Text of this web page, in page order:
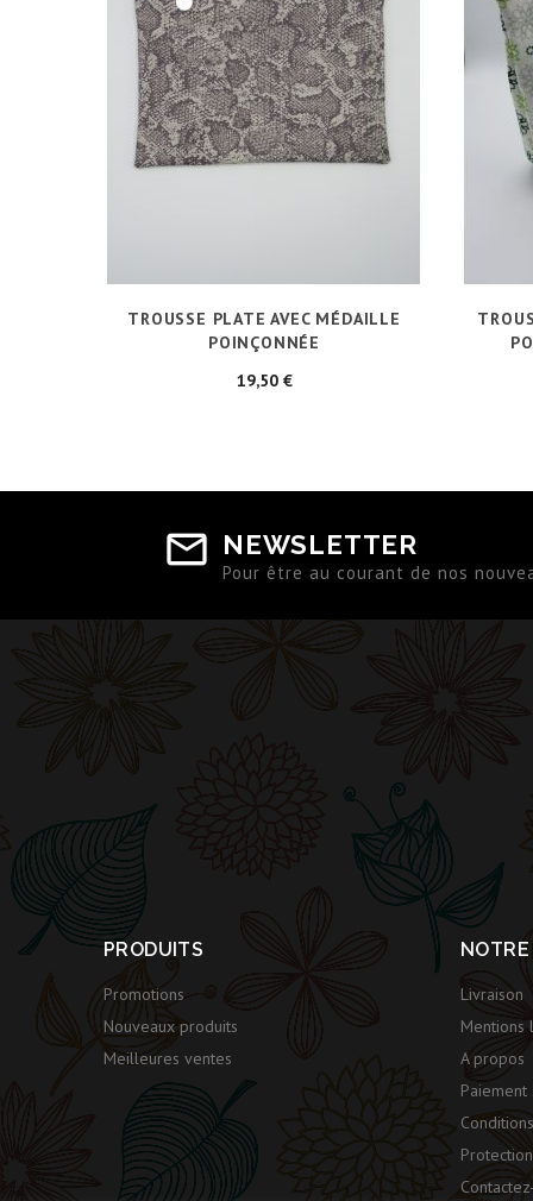
TROUSSE PLATE AVEC MÉDAILLE
POINÇONNÉE
19,50 €Prix
NEWSLETTER
Pour être au courant de nos
PRODUITS
Promotions
Nouveaux produits
Meilleures ventes
Livraison
Mentions
A propos
Paiement